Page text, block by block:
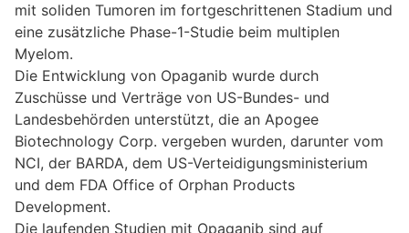
mit soliden Tumoren im fortgeschrittenen Stadium und
eine zusätzliche Phase-1-Studie beim multiplen
Myelom.
Die Entwicklung von Opaganib wurde durch
Zuschüsse und Verträge von US-Bundes- und
Landesbehörden unterstützt, die an Apogee
Biotechnology Corp. vergeben wurden, darunter vom
NCI, der BARDA, dem US-Verteidigungsministerium
und dem FDA Office of Orphan Products
Development.
Die laufenden Studien mit Opaganib sind auf